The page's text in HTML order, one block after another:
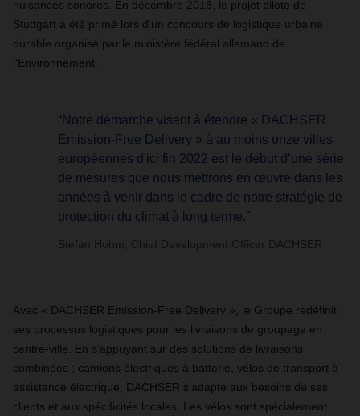
nuisances sonores. En décembre 2018, le projet pilote de
Stuttgart a été primé lors d'un concours de logistique urbaine
durable organisé par le ministère fédéral allemand de
l'Environnement.
“Notre démarche visant à étendre « DACHSER
Emission-Free Delivery » à au moins onze villes
européennes d'ici fin 2022 est le début d’une série
de mesures que nous mettrons en œuvre dans les
années à venir dans le cadre de notre stratégie de
protection du climat à long terme.”
Stefan Hohm, Chief Development Officer DACHSER
Avec « DACHSER Emission-Free Delivery », le Groupe redéfinit
ses processus logistiques pour les livraisons de groupage en
centre-ville. En s’appuyant sur des solutions de livraisons
combinées : camions électriques à batterie, vélos de transport à
assistance électrique, DACHSER s’adapte aux besoins de ses
clients et aux spécificités locales. Les vélos sont spécialement